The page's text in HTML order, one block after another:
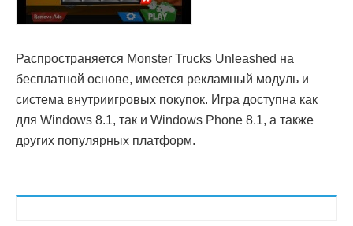
Распространяется Monster Trucks Unleashed на
бесплатной основе, имеется рекламный модуль и
система внутриигровых покупок. Игра доступна как
для Windows 8.1, так и Windows Phone 8.1, а также
других популярных платформ.